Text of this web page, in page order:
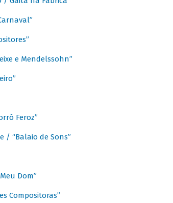
e Mendelssohn”
Feroz”
/ “Balaio de Sons”
Dom”
Compositoras”